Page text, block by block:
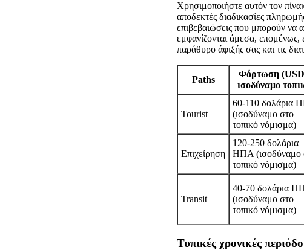
Χρησιμοποιήστε αυτόν τον
αποδεκτές διαδικασίες
επιβεβαιώσεις που μπορούν να
εμφανίζονται άμεσα, επομένως,
παράθυρο άφιξής σας και τις
Paths
Φόρτωση
ισοδύναμο
Tourist
60-110 δολάρια
(ισοδύναμο στο
τοπικό νόμισμα)
Επιχείρηση
120-250 δολάρια
ΗΠΑ (ισοδύναμο
τοπικό νόμισμα)
Transit
40-70 δολάρια
(ισοδύναμο στο
τοπικό νόμισμα)
Τυπικές χρονικές